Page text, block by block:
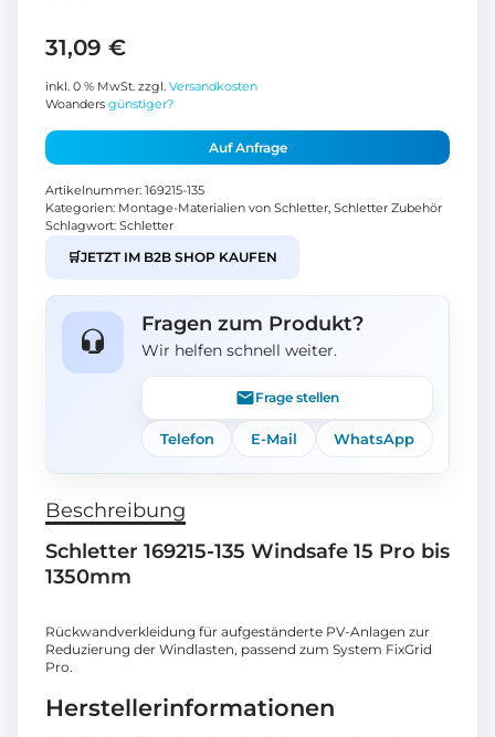
31,09 €
inkl. 0 % MwSt. zzgl. Versandkosten
Woanders günstiger?
Auf Anfrage
Artikelnummer: 169215-135
Kategorien: Montage-Materialien von Schletter, Schletter Zubehör
Schlagwort: Schletter
🛒JETZT IM B2B SHOP KAUFEN
Fragen zum Produkt?
Wir helfen schnell weiter.
Frage stellen
Telefon E-Mail WhatsApp
Beschreibung
Schletter 169215-135 Windsafe 15 Pro bis
1350mm
Rückwandverkleidung für aufgeständerte PV-Anlagen zur
Reduzierung der Windlasten, passend zum System FixGrid
Pro.
Herstellerinformationen